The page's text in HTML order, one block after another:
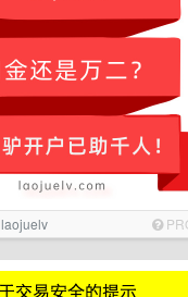
laojuelv